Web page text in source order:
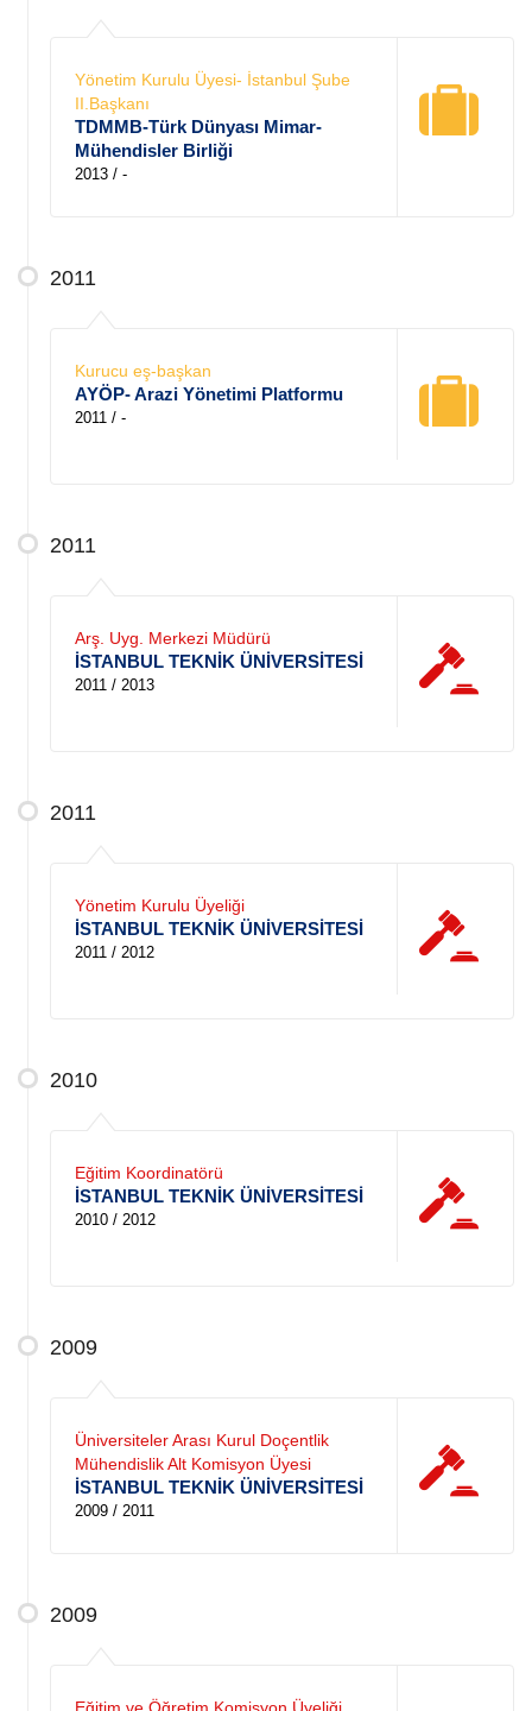
Yönetim Kurulu Üyesi- İstanbul Şube
II.Başkanı
TDMMB-Türk Dünyası Mimar-
Mühendisler Birliği
2013 / -
2011
Kurucu eş-başkan
AYÖP- Arazi Yönetimi Platformu
2011 / -
2011
Arş. Uyg. Merkezi Müdürü
İSTANBUL TEKNİK ÜNİVERSİTESİ
2011 / 2013
2011
Yönetim Kurulu Üyeliği
İSTANBUL TEKNİK ÜNİVERSİTESİ
2011 / 2012
2010
Eğitim Koordinatörü
İSTANBUL TEKNİK ÜNİVERSİTESİ
2010 / 2012
2009
Üniversiteler Arası Kurul Doçentlik
Mühendislik Alt Komisyon Üyesi
İSTANBUL TEKNİK ÜNİVERSİTESİ
2009 / 2011
2009
Eğitim ve Öğretim Komisyon Üyeliği